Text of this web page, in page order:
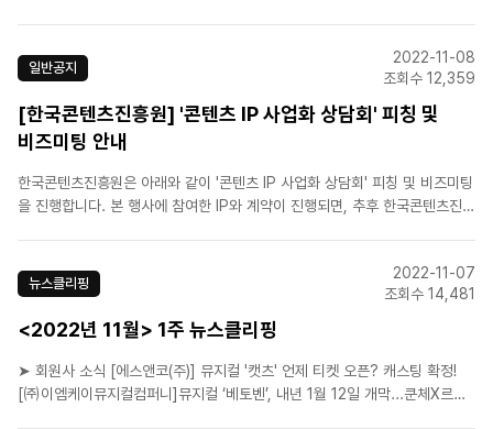
IR 데이』○ 추진목..
일반공지
2022-11-08
조회수 12,359
[한국콘텐츠진흥원] '콘텐츠 IP 사업화 상담회' 피칭 및
비즈미팅 안내
한국콘텐츠진흥원은 아래와 같이 '콘텐츠 IP 사업화 상담회' 피칭 및 비즈미팅
을 진행합니다. 본 행사에 참여한 IP와 계약이 진행되면, 추후 한국콘텐츠진흥
(링크)○ 주최/ 주관 ..
뉴스클리핑
2022-11-07
조회수 14,481
<2022년 11월> 1주 뉴스클리핑
➤ 회원사 소식 [에스앤코(주)] 뮤지컬 '캣츠' 언제 티켓 오픈? 캐스팅 확정!
[㈜이엠케이뮤지컬컴퍼니]뮤지컬 ‘베토벤’, 내년 1월 12일 개막...쿤체X르베